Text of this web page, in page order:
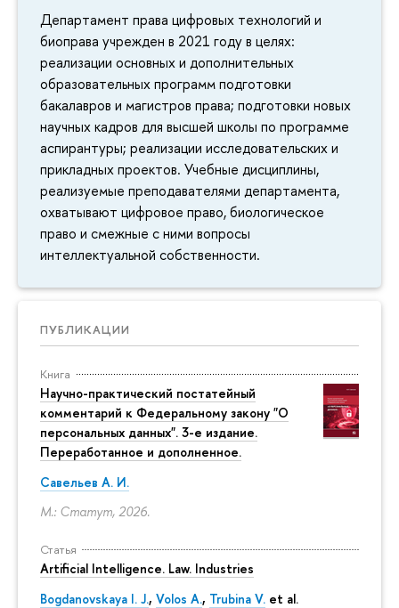
Департамент права цифровых технологий и
биоправа учрежден в 2021 году в целях:
реализации основных и дополнительных
образовательных программ подготовки
бакалавров и магистров права; подготовки новых
научных кадров для высшей школы по программе
аспирантуры; реализации исследовательских и
прикладных проектов. Учебные дисциплины,
реализуемые преподавателями департамента,
охватывают цифровое право, биологическое
право и смежные с ними вопросы
интеллектуальной собственности.
ПУБЛИКАЦИИ
Книга
Научно-практический постатейный
комментарий к Федеральному закону "О
персональных данных". 3-е издание.
Переработанное и дополненное.
Савельев А. И.
М.: Статут, 2026.
Статья
Artificial Intelligence. Law. Industries
Bogdanovskaya I. J., Volos A., Trubina V. et al.